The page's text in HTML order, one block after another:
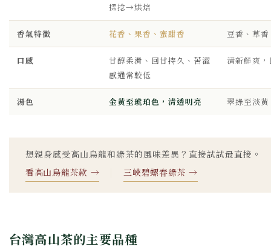
揉捻→烘焙
香氣特徵 花香、果香、蜜甜香 豆香、草
口感
甘醇柔滑、回甘持久、苦澀
感通常較低
清新鮮爽
湯色 金黃至琥珀色，清透明亮 翠綠至淡
想親身感受高山烏龍和綠茶的風味差異？直接試試最直接。
看高山烏龍茶款 →
三峽碧螺春綠茶 →
台灣高山茶的主要品種